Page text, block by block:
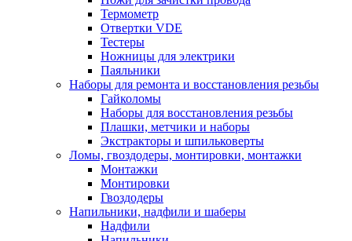
Термометр
Отвертки VDE
Тестеры
Ножницы для электрики
Паяльники
Наборы для ремонта и восстановления резьбы
Гайколомы
Наборы для восстановления резьбы
Плашки, метчики и наборы
Экстракторы и шпильковерты
Ломы, гвоздодеры, монтировки, монтажки
Монтажки
Монтировки
Гвоздодеры
Напильники, надфили и шаберы
Надфили